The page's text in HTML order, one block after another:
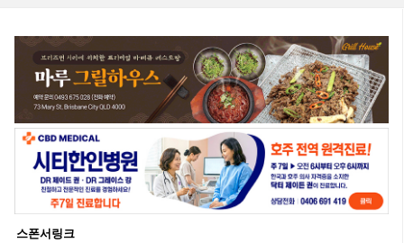
스폰서링크